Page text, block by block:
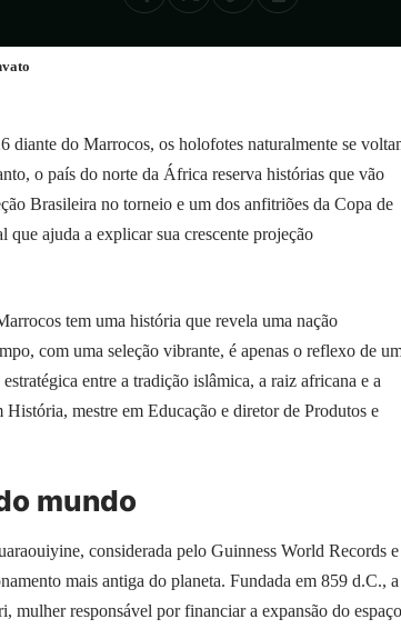
diante do Marrocos, os holofotes naturalmente se
o país do norte da África reserva histórias que vão
Brasileira no torneio e um dos anfitriões da Copa de
ajuda a explicar sua crescente projeção
tem uma história que revela uma nação
com uma seleção vibrante, é apenas o reflexo de
entre a tradição islâmica, a raiz africana e a
mestre em Educação e diretor de Produtos e
mundo
considerada pelo Guinness World Records e
mais antiga do planeta. Fundada em 859 d.C., a
responsável por financiar a expansão do espaço